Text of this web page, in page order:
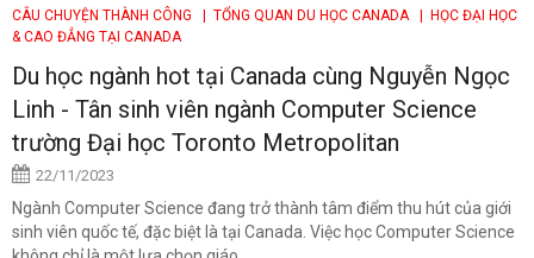
CÂU CHUYỆN THÀNH CÔNG | TỔNG QUAN DU HỌC CANADA
| HỌC ĐẠI HỌC
& CAO ĐẲNG TẠI CANADA
Du học ngành hot tại Canada cùng Nguyễn Ngọc
Linh - Tân sinh viên ngành Computer Science
trường Đại học Toronto Metropolitan
22/11/2023
Ngành Computer Science đang trở thành tâm điểm thu hút của giới
sinh viên quốc tế, đặc biệt là tại Canada. Việc học Computer Science